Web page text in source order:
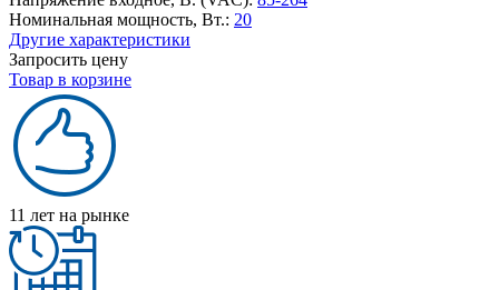
Номинальная мощность, Вт.: 20
Другие характеристики
Запросить цену
Товар в корзине
11 лет на рынке